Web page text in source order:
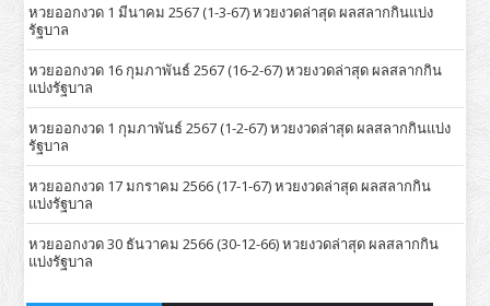
หวยออกงวด 1 มีนาคม 2567 (1-3-67) หวยงวดล่าสุด ผลสลากกินแบ่ง
รัฐบาล
หวยออกงวด 16 กุมภาพันธ์ 2567 (16-2-67) หวยงวดล่าสุด ผลสลากกิน
แบ่งรัฐบาล
หวยออกงวด 1 กุมภาพันธ์ 2567 (1-2-67) หวยงวดล่าสุด ผลสลากกินแบ่ง
รัฐบาล
หวยออกงวด 17 มกราคม 2566 (17-1-67) หวยงวดล่าสุด ผลสลากกิน
แบ่งรัฐบาล
หวยออกงวด 30 ธันวาคม 2566 (30-12-66) หวยงวดล่าสุด ผลสลากกิน
แบ่งรัฐบาล